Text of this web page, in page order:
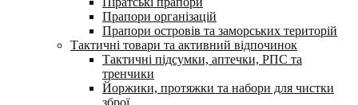
Прапори організацій
Прапори островів та заморських територій
Тактичні товари та активний відпочинок
Тактичні підсумки, аптечки, РПС та
тренчики
Йоржики, протяжки та набори для чистки
зброї